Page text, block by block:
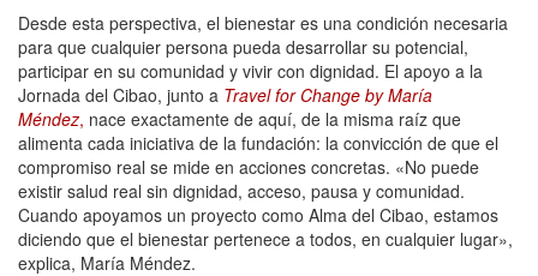
Desde esta perspectiva, el bienestar es una condición necesaria
para que cualquier persona pueda desarrollar su potencial,
participar en su comunidad y vivir con dignidad. El apoyo a la
Jornada del Cibao, junto a Travel for Change by María
Méndez, nace exactamente de aquí, de la misma raíz que
alimenta cada iniciativa de la fundación: la convicción de que el
compromiso real se mide en acciones concretas. «No puede
existir salud real sin dignidad, acceso, pausa y comunidad.
Cuando apoyamos un proyecto como Alma del Cibao, estamos
diciendo que el bienestar pertenece a todos, en cualquier lugar»,
explica, María Méndez.